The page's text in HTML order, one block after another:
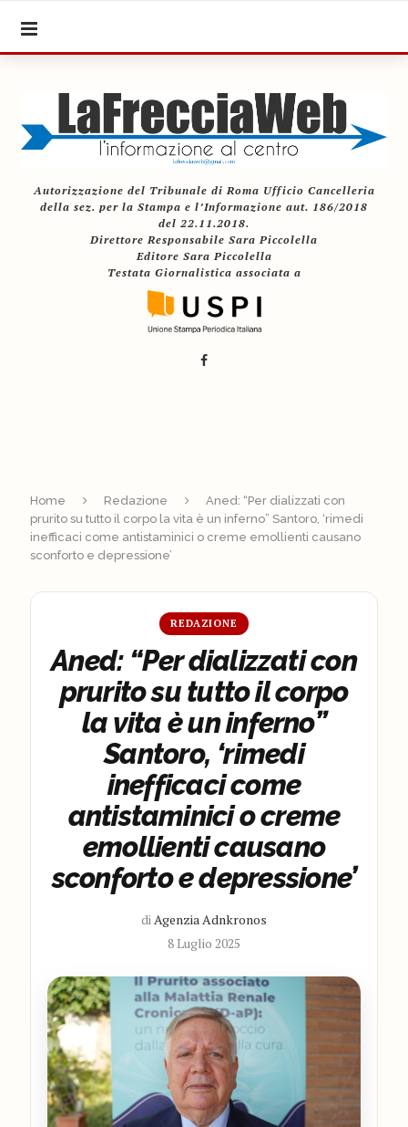
Autorizzazione del Tribunale di Roma Ufficio Cancelleria
della sez. per la Stampa e l’Informazione aut. 186/2018
del 22.11.2018.
Direttore Responsabile Sara Piccolella
Editore Sara Piccolella
Testata Giornalistica associata a
Home Redazione
Aned: “Per dializzati con
prurito su tutto il corpo la vita è un inferno” Santoro, ‘rimedi
inefficaci come antistaminici o creme emollienti causano
sconforto e depressione’
REDAZIONE
Aned: “Per dializzati con
prurito su tutto il corpo
la vita è un inferno”
Santoro, ‘rimedi
inefficaci come
antistaminici o creme
emollienti causano
sconforto e depressione’
di Agenzia Adnkronos
8 Luglio 2025